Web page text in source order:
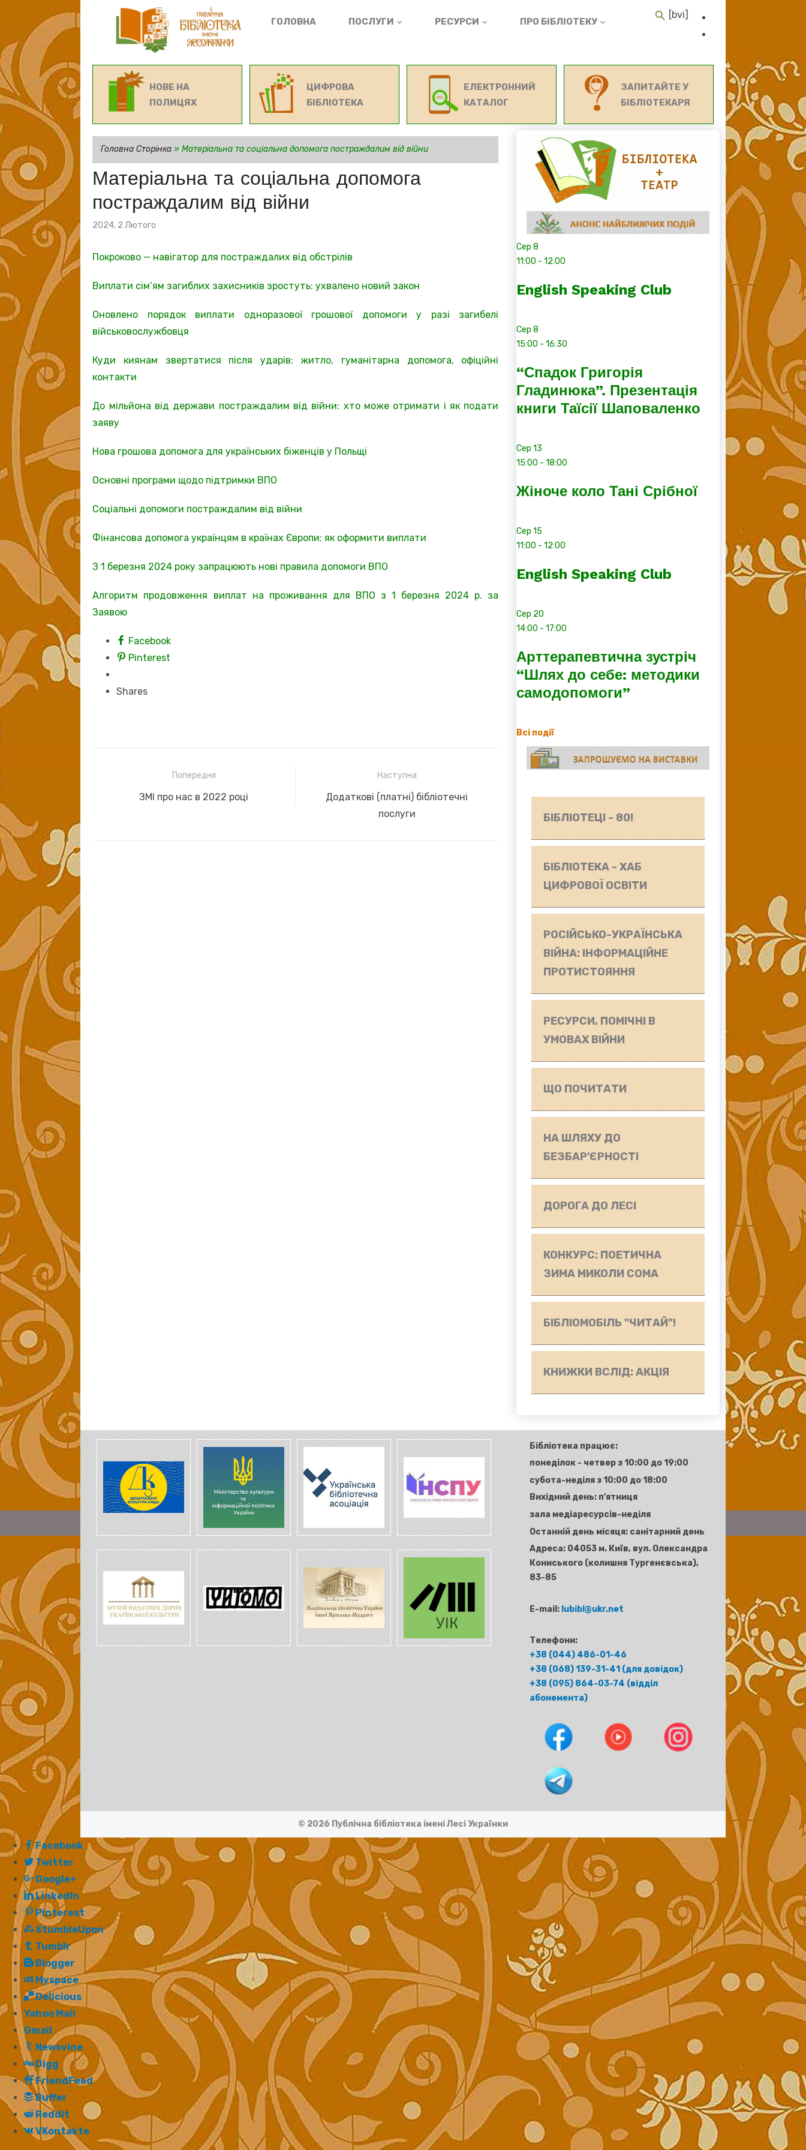
ГОЛОВНА ПОСЛУГИ РЕСУРСИ ПРО БІБЛІОТЕКУ
[bvi]
НОВЕ НА
ПОЛИЦЯХ
ЦИФРОВА
БІБЛІОТЕКА
ЕЛЕКТРОННИЙ
КАТАЛОГ
ЗАПИТАЙТЕ У
БІБЛІОТЕКАРЯ
Головна Сторінка» Матеріальна та соціальна допомога постраждалим від війни
Матеріальна та соціальна допомога
постраждалим від війни
Posted
2024, 2 Лютого
Покроково — навігатор для постраждалих від обстрілів
Виплати сім’ям загиблих захисників зростуть: ухвалено новий закон
Оновлено порядок виплати одноразової грошової допомоги у разі загибелі
військовослужбовця
Куди киянам звертатися після ударів: житло, гуманітарна допомога, офіційні
контакти
До мільйона від держави постраждалим від війни: хто може отримати і як подати
заяву
Нова грошова допомога для українських біженців у Польщі
Основні програми щодо підтримки ВПО
Соціальні допомоги постраждалим від війни
Фінансова допомога українцям в країнах Європи: як оформити виплати
З 1 березня 2024 року запрацюють нові правила допомоги ВПО
Алгоритм продовження виплат на проживання для ВПО з 1 березня 2024 р. за
Заявою
Facebook
Pinterest
Shares
записів
Попередня
Previous
ЗМІ про нас в 2022 році
Наступна
Next
Додаткові (платні) бібліотечні
послуги
Сер8
11:00 -12:00
English Speaking Club
Сер8
15:00 -16:30
“Спадок Григорія
Гладинюка”. Презентація
книги Таїсії Шаповаленко
Сер13
15:00 -18:00
Жіноче коло Тані Срібної
Сер15
11:00 -12:00
English Speaking Club
Сер 20
14:00 -17:00
Арттерапевтична зустріч
“Шлях до себе: методики
самодопомоги”
Всі події
БІБЛІОТЕЦІ - 80!
БІБЛІОТЕКА - ХАБ
ЦИФРОВОЇ ОСВІТИ
РОСІЙСЬКО-УКРАЇНСЬКА
ВІЙНА: ІНФОРМАЦІЙНЕ
ПРОТИСТОЯННЯ
РЕСУРСИ, ПОМІЧНІ В
УМОВАХ ВІЙНИ
ЩО ПОЧИТАТИ
НА ШЛЯХУ ДО
БЕЗБАР'ЄРНОСТІ
ДОРОГА ДО ЛЕСІ
КОНКУРС: ПОЕТИЧНА
ЗИМА МИКОЛИ СОМА
БІБЛІОМОБІЛЬ "ЧИТАЙ"!
КНИЖКИ ВСЛІД: АКЦІЯ
Бібліотека працює:
понеділок - четвер з 10:00 до 19:00
субота-неділя з 10:00 до 18:00
Вихідний день: п'ятниця
зала медіаресурсів-неділя
Останній день місяця: санітарний день
Адреса:04053 м. Київ, вул. Олександра
Кониського (колишня Тургенєвська),
83-85
E-mail: lubibl@ukr.net
Телефони:
+38 (044) 486-01-46
+38 (068) 139-31-41 (для довідок)
+38 (095) 864-03-74 (відділ
абонемента)
© 2026 Публічна бібліотека імені Лесі Українки
Facebook
Twitter
Google+
LinkedIn
Pinterest
StumbleUpon
Tumblr
Blogger
Myspace
Delicious
Yahoo Mail
Gmail
Newsvine
Digg
FriendFeed
Buffer
Reddit
VKontakte